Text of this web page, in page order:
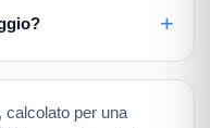
, calcolato per una